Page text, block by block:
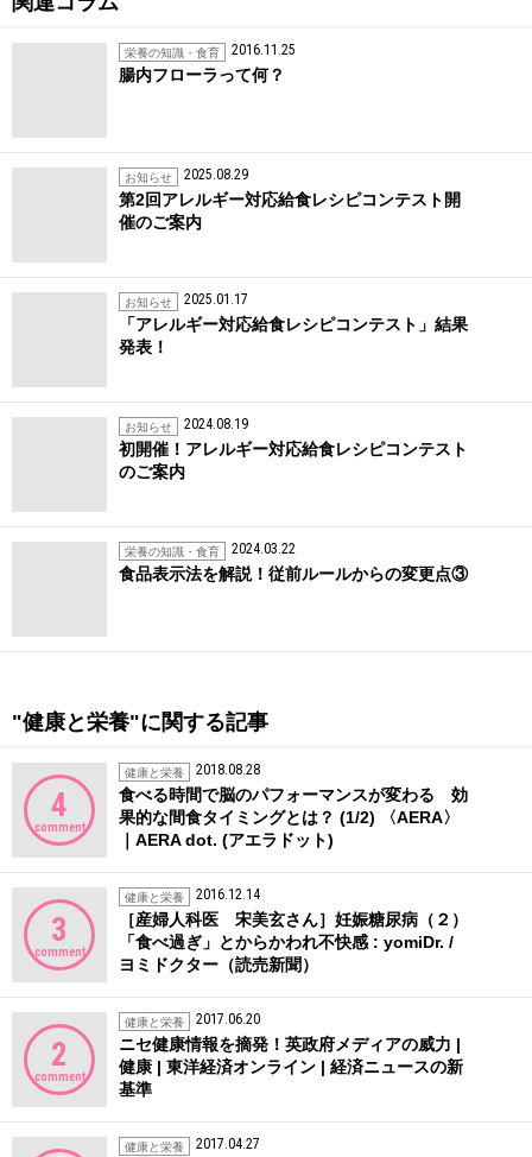
栄養の知識・食育 2016.11.25
腸内フローラって何？
お知らせ 2025.08.29
第2回アレルギー対応給食レシピコンテスト開
催のご案内
お知らせ 2025.01.17
「アレルギー対応給食レシピコンテスト」結果
発表！
お知らせ 2024.08.19
初開催！アレルギー対応給食レシピコンテスト
のご案内
栄養の知識・食育 2024.03.22
食品表示法を解説！従前ルールからの変更点③
"健康と栄養"に関する記事
4
comment
健康と栄養 2018.08.28
食べる時間で脳のパフォーマンスが変わる 効
果的な間食タイミングとは？ (1/2) 〈AERA〉
｜AERA dot. (アエラドット)
3
comment
健康と栄養 2016.12.14
［産婦人科医 宋美玄さん］妊娠糖尿病（２）
「食べ過ぎ」とからかわれ不快感 : yomiDr. /
ヨミドクター（読売新聞）
2
comment
健康と栄養 2017.06.20
ニセ健康情報を摘発！英政府メディアの威力 |
健康 | 東洋経済オンライン | 経済ニュースの新
基準
健康と栄養 2017.04.27